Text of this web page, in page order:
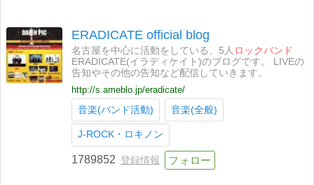
ERADICATE official blog
名古屋を中心に活動をしている、5人 ロックバンド
ERADICATE(イラディケイト)のブログです。 LIVEの
告知やその他の告知など配信していきます。
http://s.ameblo.jp/eradicate/
音楽(バンド活動)
音楽(全般)
J-ROCK・ロキノン
1789852 登録情報